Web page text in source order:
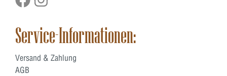
Service-Informationen:
Versand & Zahlung
AGB